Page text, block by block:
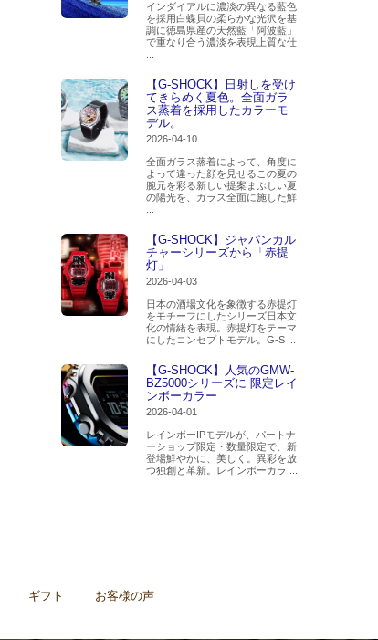
インダイアルに濃淡の異なる藍色
を採用白蝶貝の柔らかな光沢を基
調に徳島県産の天然藍「阿波藍」
で重なり合う濃淡を表現上質な仕
【G-SHOCK】日射しを受け
てきらめく夏色。全面ガラ
ス蒸着を採用したカラーモ
デル。
2026-04-10
全面ガラス蒸着によって、角度に
よって違った顔を見せるこの夏の
腕元を彩る新しい提案まぶしい夏
の陽光を、ガラス全面に施した鮮
【G-SHOCK】ジャパンカル
チャーシリーズから「赤提
灯」
2026-04-03
日本の酒場文化を象徴する赤提灯
をモチーフにしたシリーズ日本文
化の情緒を表現。赤提灯をテーマ
にしたコンセプトモデル。G-S ...
【G-SHOCK】人気のGMW-
BZ5000シリーズに 限定レイ
ンボーカラー
2026-04-01
レインボーIPモデルが、パートナ
ーショップ限定・数量限定で、新
登場鮮やかに、美しく。異彩を放
つ独創と革新。レインボーカラ ...
ギフト お客様の声